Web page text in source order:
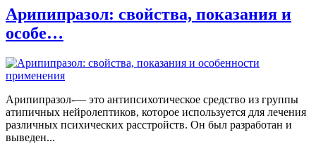
Арипипразол: свойства, показания и
особе…
Арипипразол-— это антипсихотическое средство из группы
атипичных нейролептиков, которое используется для лечения
различных психических расстройств. Он был разработан и
выведен...